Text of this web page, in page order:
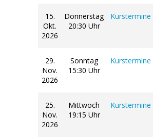
15.
Okt.
2026
Donnerstag
20:30 Uhr
Kurstermine
29.
Nov.
2026
Sonntag
15:30 Uhr
Kurstermine
25.
Nov.
2026
Mittwoch
19:15 Uhr
Kurstermine